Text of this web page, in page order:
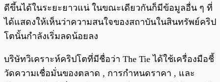
ดีขึ้นได้ในระยะยาวแน่ ในขณะเดียวกันก็มีข้อมูลอื่น ๆ ที่
ได้แสดงให้เห็นว่าความสนใจของสถาบันในสินทรัพย์คริป
โตนั้นกำลังเริ่มลดน้อยลง
บริษัทวิเคราะห์คริปโตที่มีชื่อว่า The Tie ได้ใช้เครื่องมือชี้
วัดความเชื่อมั่นของตลาด , การกำหนดราคา , และ